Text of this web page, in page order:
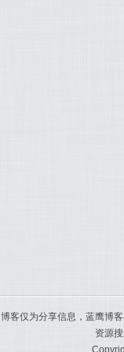
博客仅为分享信息，蓝鹰博
资源